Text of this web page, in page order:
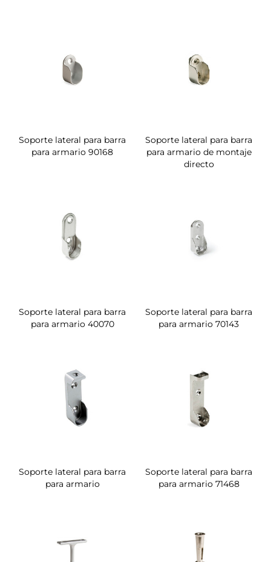
Soporte lateral para barra
para armario 90168
Soporte lateral para barra
para armario de montaje
directo
Soporte lateral para barra
para armario 40070
Soporte lateral para barra
para armario 70143
Soporte lateral para barra
para armario
Soporte lateral para barra
para armario 71468